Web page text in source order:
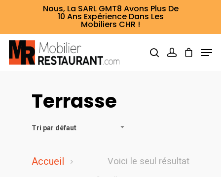
Nous, La SARL GMT8 Avons Plus De
10 Ans Expérience Dans Les
Mobiliers CHR !
Hit enter to search or ESC to close
Terrasse
Tri par défaut
Voici le seul résultat
Accueil